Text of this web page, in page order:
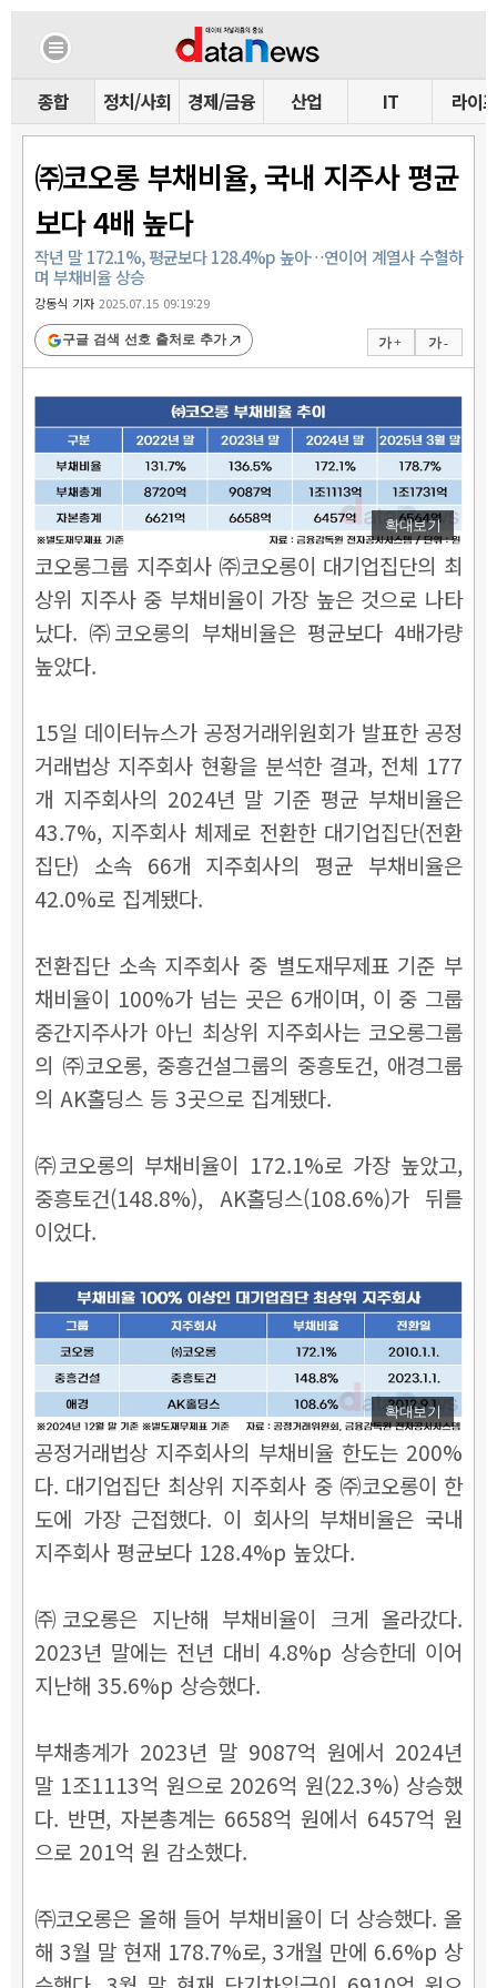
종합 정치/사회 경제/금융 산업 IT 라이프
㈜코오롱 부채비율, 국내 지주사 평균
보다 4배 높다
작년 말 172.1%, 평균보다 128.4%p 높아…연이어 계열사 수혈하
며 부채비율 상승
강동식 기자2025.07.15 09:19:29
가 + 가 -
구글 검색 선호 출처로 추가
확대보기
코오롱그룹 지주회사 ㈜코오롱이 대기업집단의 최
상위 지주사 중 부채비율이 가장 높은 것으로 나타
났다. ㈜코오롱의 부채비율은 평균보다 4배가량
높았다.
15일 데이터뉴스가 공정거래위원회가 발표한 공정
거래법상 지주회사 현황을 분석한 결과, 전체 177
개 지주회사의 2024년 말 기준 평균 부채비율은
43.7%, 지주회사 체제로 전환한 대기업집단(전환
집단) 소속 66개 지주회사의 평균 부채비율은
42.0%로 집계됐다.
전환집단 소속 지주회사 중 별도재무제표 기준 부
채비율이 100%가 넘는 곳은 6개이며, 이 중 그룹
중간지주사가 아닌 최상위 지주회사는 코오롱그룹
의 ㈜코오롱, 중흥건설그룹의 중흥토건, 애경그룹
의 AK홀딩스 등 3곳으로 집계됐다.
㈜코오롱의 부채비율이 172.1%로 가장 높았고,
중흥토건(148.8%), AK홀딩스(108.6%)가 뒤를
이었다.
확대보기
공정거래법상 지주회사의 부채비율 한도는 200%
다. 대기업집단 최상위 지주회사 중 ㈜코오롱이 한
도에 가장 근접했다. 이 회사의 부채비율은 국내
지주회사 평균보다 128.4%p 높았다.
㈜코오롱은 지난해 부채비율이 크게 올라갔다.
2023년 말에는 전년 대비 4.8%p 상승한데 이어
지난해 35.6%p 상승했다.
부채총계가 2023년 말 9087억 원에서 2024년
말 1조1113억 원으로 2026억 원(22.3%) 상승했
다. 반면, 자본총계는 6658억 원에서 6457억 원
으로 201억 원 감소했다.
㈜코오롱은 올해 들어 부채비율이 더 상승했다. 올
해 3월 말 현재 178.7%로, 3개월 만에 6.6%p 상